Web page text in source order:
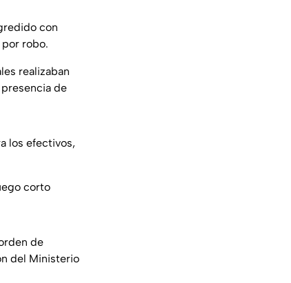
con
robo.
realizaban
de
los efectivos,
corto
de
del Ministerio